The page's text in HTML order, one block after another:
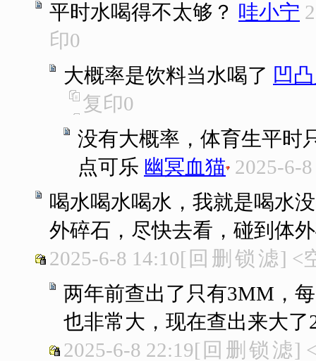
平时水喝得不太够？ 哇小宁
印0
大概率是饮料当水喝了 凹
复印0
没有大概率，体育生平时
点可乐 幽冥血猫 2025-6-
喝水喝水喝水，我就是喝水
外碎石，尽快去看，碰到体
2025-6-8 14:10[ 回 删 锁 滤] <
两年前查出了只有3MM，
也非常大，现在查出来大
2025-6-8 22:19[ 回 删 锁 滤]